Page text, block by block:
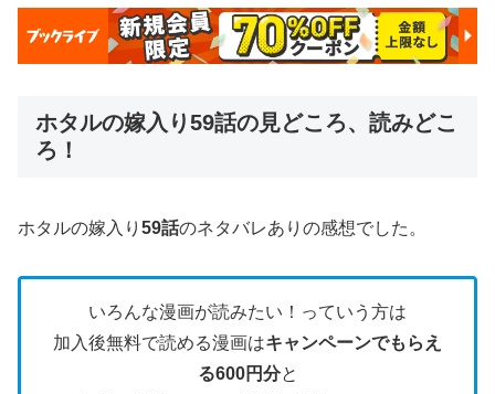
ホタルの嫁入り59話の見どころ、読みどこ
ろ！
ホタルの嫁入り 59話のネタバレありの感想でした。
いろんな漫画が読みたい！っていう方は
加入後無料で読める漫画はキャンペーンでもらえ
る600円分と